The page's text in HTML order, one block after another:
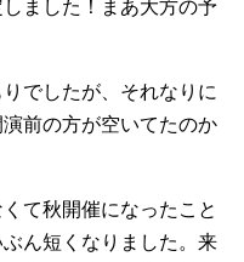
ました！まあ大方の予
でしたが、それなりに
前の方が空いてたのか
て秋開催になったこと
ん短くなりました。来